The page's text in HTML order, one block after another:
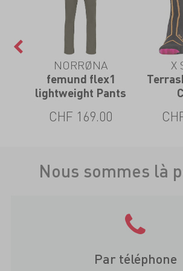
NORRØNA
femund flex1
lightweight Pants
CHF 169.00
X
Nous sommes là
Par téléphone